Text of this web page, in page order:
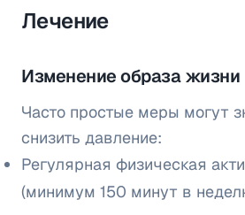
Лечение
Изменение образа жизни
Часто простые меры могут
снизить давление:
Регулярная физическая
(минимум 150 минут в